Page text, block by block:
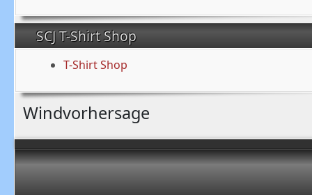
SCJ T-Shirt Shop
T-Shirt Shop
Windvorhersage